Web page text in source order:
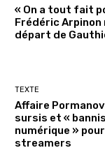
« On a tout fait
Frédéric
départ de
TEXTE
Affaire
sursis et «
numérique »
streamers